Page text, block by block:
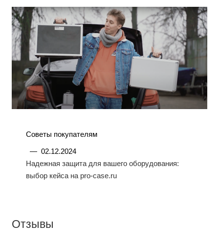
Советы покупателям
— 02.12.2024
Надежная защита для вашего оборудования:
выбор кейса на pro-case.ru
Отзывы